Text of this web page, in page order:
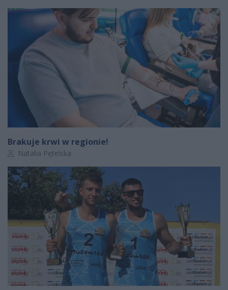
Brakuje krwi w regionie!
Autor artykułu:
Natalia Pętelska